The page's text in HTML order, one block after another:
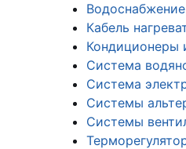
Водоснабжение
Кабель
Кондиционеры
Система
Система
Системы
Системы